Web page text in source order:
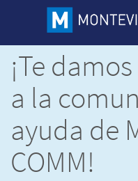
¡Te
a la
ayuda de
COMM!